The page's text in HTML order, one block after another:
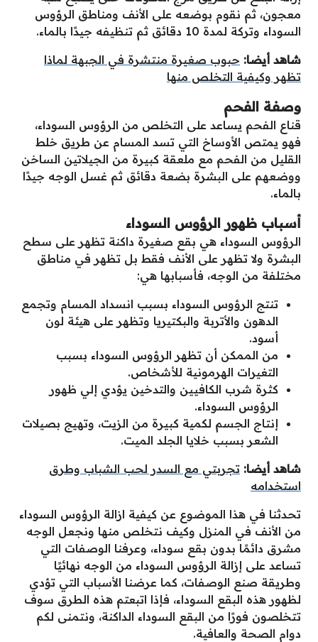
معجون، ثم نقوم بوضعه على الأنف ومناطق الرؤوس
السوداء وتركة لمدة 10 دقائق ثم تنظيفه جيدًا بالماء.
شاهد أيضا: حبوب صغيرة منتشرة في الجبهة لماذا
تظهر وكيفية التخلص منها
وصفة الفحم
قناع الفحم يساعد على التخلص من الرؤوس السوداء،
فهو يمتص الأوساخ التي تسد المسام عن طريق خلط
القليل من الفحم مع ملعقة كبيرة من الجيلاتين الساخن
ووضعهم على البشرة بضعة دقائق ثم غسل الوجه جيدًا
بالماء.
أسباب ظهور الرؤوس السوداء
الرؤوس السوداء هي بقع صغيرة داكنة تظهر على سطح
البشرة ولا تظهر على الأنف فقط بل تظهر في مناطق
مختلفة من الوجه، فأسبابها هي:
تنتج الرؤوس السوداء بسبب انسداد المسام وتجمع
الدهون والأتربة والبكتيريا وتظهر على هيئة لون
أسود.
من الممكن أن تظهر الرؤوس السوداء بسبب
التغيرات الهرمونية للأشخاص.
كثرة شرب الكافيين والتدخين يؤدي إلي ظهور
الرؤوس السوداء.
إنتاج الجسم لكمية كبيرة من الزيت، وتهيج بصيلات
الشعر بسبب خلايا الجلد الميت.
شاهد أيضا: تجربتي مع السدر لحب الشباب وطرق
استخدامه
تحدثنا في هذا الموضوع عن كيفية ازالة الرؤوس السوداء
من الأنف في المنزل وكيف نتخلص منها ونجعل الوجه
مشرق دائمًا بدون بقع سوداء، وعرفنا الوصفات التي
تساعد على إزالة الرؤوس السوداء من الوجه نهائيًا
وطريقة صنع الوصفات، كما عرضنا الأسباب التي تؤدي
لظهور هذه البقع السوداء، فإذا اتبعتم هذه الطرق سوف
تتخلصون فورًا من البقع السوداء الداكنة، ونتمنى لكم
دوام الصحة والعافية.